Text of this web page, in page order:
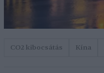
CO2 kibocsátás Kína